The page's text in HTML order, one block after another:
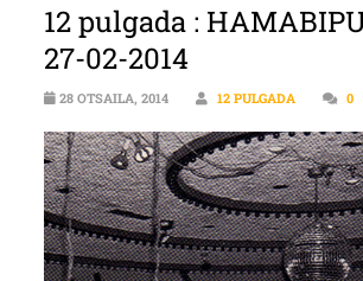
12 pulgada :
27-02-2014
28 OTSAILA, 2014 12 PULGADA 0